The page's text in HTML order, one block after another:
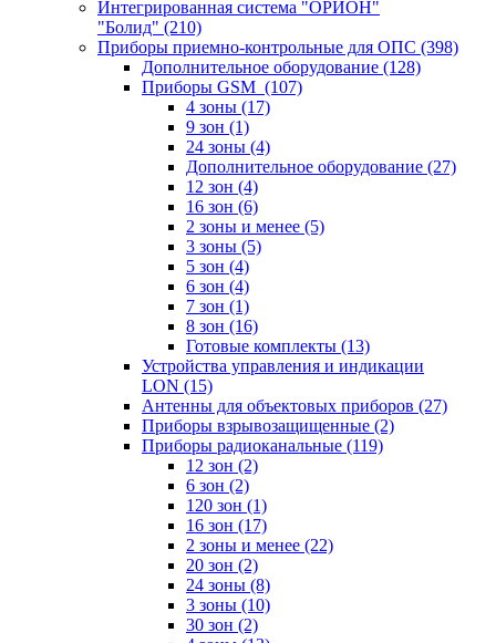
Интегрированная система "ОРИОН"
"Болид" (210)
Приборы приемно-контрольные для ОПС (398)
Дополнительное оборудование (128)
Приборы GSM (107)
4 зоны (17)
9 зон (1)
24 зоны (4)
Дополнительное оборудование (27)
12 зон (4)
16 зон (6)
2 зоны и менее (5)
3 зоны (5)
5 зон (4)
6 зон (4)
7 зон (1)
8 зон (16)
Готовые комплекты (13)
Устройства управления и индикации
LON (15)
Антенны для объектовых приборов (27)
Приборы взрывозащищенные (2)
Приборы радиоканальные (119)
12 зон (2)
6 зон (2)
120 зон (1)
16 зон (17)
2 зоны и менее (22)
20 зон (2)
24 зоны (8)
3 зоны (10)
30 зон (2)